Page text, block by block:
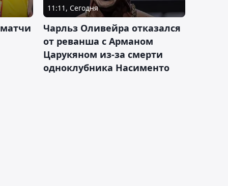
11:11, Сегодня
Чарльз Оливейра отказался
от реванша с Арманом
Царукяном из-за смерти
одноклубника Насименто